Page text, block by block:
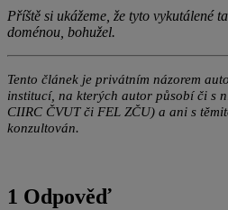
Příště si ukážeme, že tyto vykutálené
doménou, bohužel.
Tento článek je privátním názorem
institucí, na kterých autor působí či s
CIIRC ČVUT či FEL ZČU) a ani s
konzultován.
1 Odpověď